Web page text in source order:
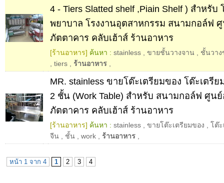
4 - Tiers Slatted shelf ,Piain Shelf ) สำหรับ
พยาบาล โรงงานอุตสาหกรรม สนามกอล์ฟ
ภัตตาคาร คลับเฮ้าส์ ร้านอาหาร
[ร้านอาหาร] ค้นหา : stainless ขายชั้นวางจาน
ชั้นวาง
tiers ร้านอาหาร
MR. stainless ขายโต๊ะเตรียมของ โต๊ะเตรี
2 ชั้น (Work Table) สำหรับ สนามกอล์ฟ ศูน
ภัตตาคาร คลับเฮ้าส์ ร้านอาหาร
[ร้านอาหาร] ค้นหา : stainless ขายโต๊ะเตรียมของ
โต๊
จีน
ชั้น work ร้านอาหาร
หน้า 1 จาก 4 1 2 3 4